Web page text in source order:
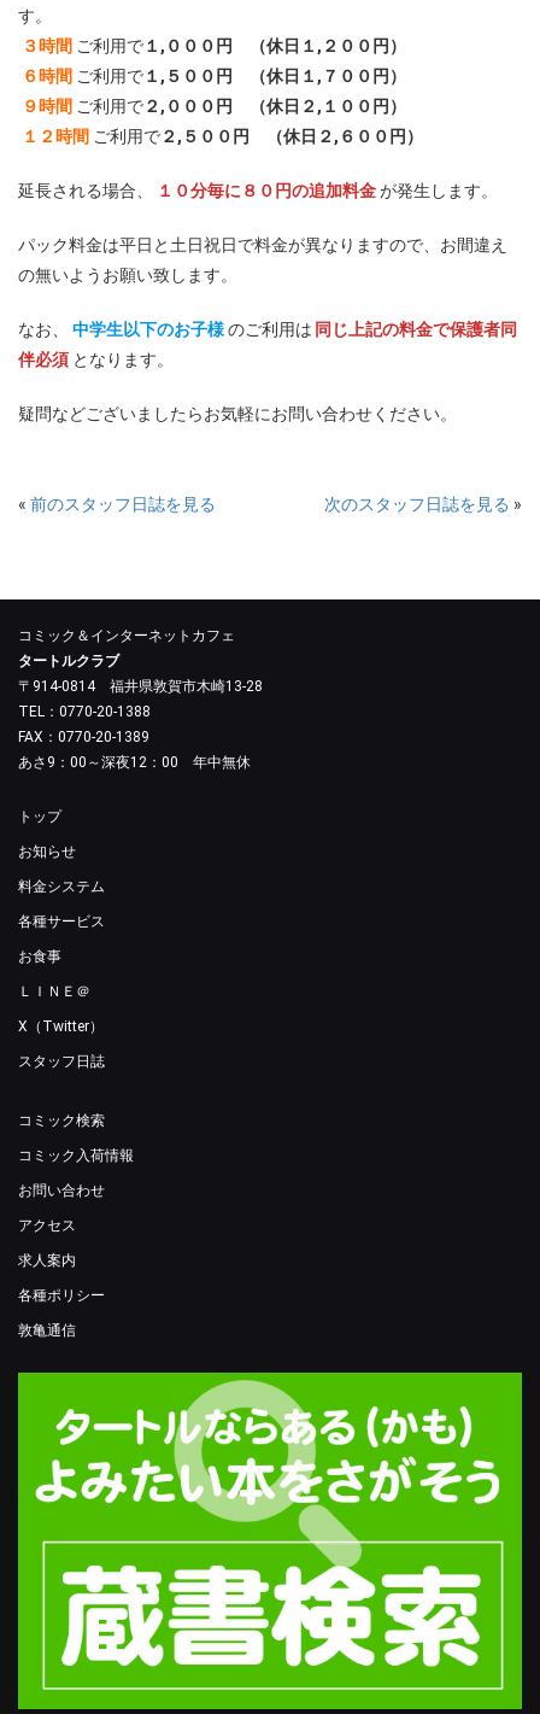
す。
３時間 ご利用で１,０００円 （休日１,２００円）
６時間 ご利用で１,５００円 （休日１,７００円）
９時間 ご利用で２,０００円 （休日２,１００円）
１２時間 ご利用で２,５００円 （休日２,６００円）
延長される場合、 １０分毎に８０円の追加料金 が発生します。
パック料金は平日と土日祝日で料金が異なりますので、お間違え
の無いようお願い致します。
なお、 中学生以下のお子様 のご利用は 同じ上記の料金で保護者同
伴必須 となります。
疑問などございましたらお気軽にお問い合わせください。
« 前のスタッフ日誌を見る 次のスタッフ日誌を見る »
コミック＆インターネットカフェ
タートルクラブ
〒914-0814 福井県敦賀市木崎13-28
TEL：0770-20-1388
FAX：0770-20-1389
あさ9：00～深夜12：00 年中無休
トップ
お知らせ
料金システム
各種サービス
お食事
ＬＩＮＥ＠
X（Twitter）
スタッフ日誌
コミック検索
コミック入荷情報
お問い合わせ
アクセス
求人案内
各種ポリシー
敦亀通信